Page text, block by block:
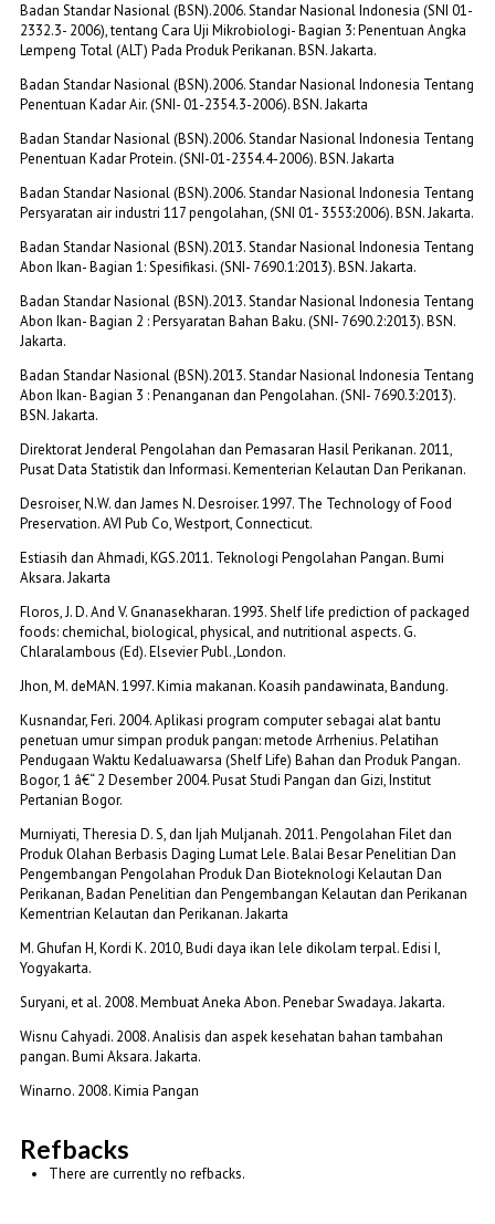
Badan Standar Nasional (BSN).2006. Standar Nasional Indonesia (SNI 01-
2332.3- 2006), tentang Cara Uji Mikrobiologi- Bagian 3: Penentuan Angka
Lempeng Total (ALT) Pada Produk Perikanan. BSN. Jakarta.
Badan Standar Nasional (BSN).2006. Standar Nasional Indonesia Tentang
Penentuan Kadar Air. (SNI- 01-2354.3-2006). BSN. Jakarta
Badan Standar Nasional (BSN).2006. Standar Nasional Indonesia Tentang
Penentuan Kadar Protein. (SNI-01-2354.4-2006). BSN. Jakarta
Badan Standar Nasional (BSN).2006. Standar Nasional Indonesia Tentang
Persyaratan air industri 117 pengolahan, (SNI 01- 3553:2006). BSN. Jakarta.
Badan Standar Nasional (BSN).2013. Standar Nasional Indonesia Tentang
Abon Ikan- Bagian 1: Spesifikasi. (SNI- 7690.1:2013). BSN. Jakarta.
Badan Standar Nasional (BSN).2013. Standar Nasional Indonesia Tentang
Abon Ikan- Bagian 2 : Persyaratan Bahan Baku. (SNI- 7690.2:2013). BSN.
Jakarta.
Badan Standar Nasional (BSN).2013. Standar Nasional Indonesia Tentang
Abon Ikan- Bagian 3 : Penanganan dan Pengolahan. (SNI- 7690.3:2013).
BSN. Jakarta.
Direktorat Jenderal Pengolahan dan Pemasaran Hasil Perikanan. 2011,
Pusat Data Statistik dan Informasi. Kementerian Kelautan Dan Perikanan.
Desroiser, N.W. dan James N. Desroiser. 1997. The Technology of Food
Preservation. AVI Pub Co, Westport, Connecticut.
Estiasih dan Ahmadi, KGS.2011. Teknologi Pengolahan Pangan. Bumi
Aksara. Jakarta
Floros, J. D. And V. Gnanasekharan. 1993. Shelf life prediction of packaged
foods: chemichal, biological, physical, and nutritional aspects. G.
Chlaralambous (Ed). Elsevier Publ.,London.
Jhon, M. deMAN. 1997. Kimia makanan. Koasih pandawinata, Bandung.
Kusnandar, Feri. 2004. Aplikasi program computer sebagai alat bantu
penetuan umur simpan produk pangan: metode Arrhenius. Pelatihan
Pendugaan Waktu Kedaluawarsa (Shelf Life) Bahan dan Produk Pangan.
Bogor, 1 â€“ 2 Desember 2004. Pusat Studi Pangan dan Gizi, Institut
Pertanian Bogor.
Murniyati, Theresia D. S, dan Ijah Muljanah. 2011. Pengolahan Filet dan
Produk Olahan Berbasis Daging Lumat Lele. Balai Besar Penelitian Dan
Pengembangan Pengolahan Produk Dan Bioteknologi Kelautan Dan
Perikanan, Badan Penelitian dan Pengembangan Kelautan dan Perikanan
Kementrian Kelautan dan Perikanan. Jakarta
M. Ghufan H, Kordi K. 2010, Budi daya ikan lele dikolam terpal. Edisi I,
Yogyakarta.
Suryani, et al. 2008. Membuat Aneka Abon. Penebar Swadaya. Jakarta.
Wisnu Cahyadi. 2008. Analisis dan aspek kesehatan bahan tambahan
pangan. Bumi Aksara. Jakarta.
Winarno. 2008. Kimia Pangan
Refbacks
There are currently no refbacks.